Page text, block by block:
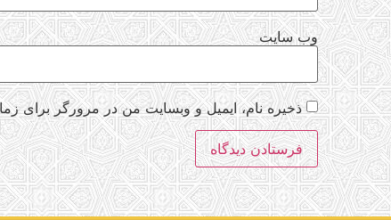
وب‌ سایت
ذخیره نام، ایمیل و وبسایت من در مرورگر برای